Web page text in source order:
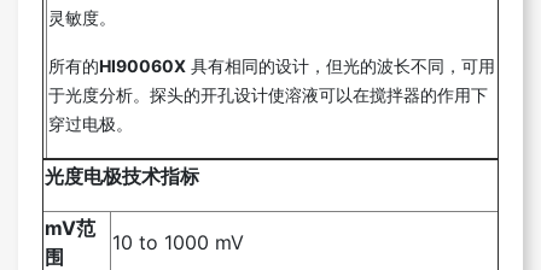
灵敏度。
所有的HI90060X 具有相同的设计，但光的波长不同，可用
于光度分析。探头的开孔设计使溶液可以在搅拌器的作用下
穿过电极。
光度电极技术指标
mV范
围
10 to 1000 mV